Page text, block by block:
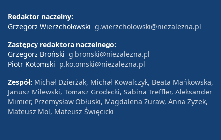
Redaktor naczelny:
Grzegorz Wierzchołowski g.wierzcholowski@niezalezna.pl
Zastępcy redaktora naczelnego:
Grzegorz Broński g.bronski@niezalezna.pl
Piotr Kotomski p.kotomski@niezalezna.pl
Zespół: Michał Dzierżak, Michał Kowalczyk, Beata Mańkowska,
Janusz Milewski, Tomasz Grodecki, Sabina Treffler, Aleksander
Mimier, Przemysław Obłuski, Magdalena Żuraw, Anna Zyzek,
Mateusz Mol, Mateusz Święcicki